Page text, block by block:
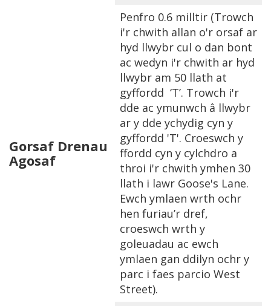
Gorsaf Drenau
Agosaf
Penfro 0.6 milltir (Trowch
i'r chwith allan o'r orsaf ar
hyd llwybr cul o dan bont
ac wedyn i'r chwith ar hyd
llwybr am 50 llath at
gyffordd ‘T’. Trowch i'r
dde ac ymunwch â llwybr
ar y dde ychydig cyn y
gyffordd 'T'. Croeswch y
ffordd cyn y cylchdro a
throi i'r chwith ymhen 30
llath i lawr Goose's Lane.
Ewch ymlaen wrth ochr
hen furiau’r dref,
croeswch wrth y
goleuadau ac ewch
ymlaen gan ddilyn ochr y
parc i faes parcio West
Street).